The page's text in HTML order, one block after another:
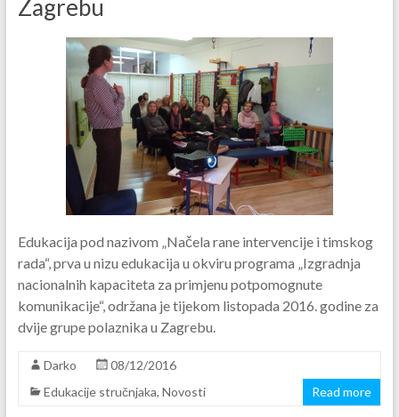
Zagrebu
Edukacija pod nazivom „Načela rane intervencije i timskog
rada“, prva u nizu edukacija u okviru programa „Izgradnja
nacionalnih kapaciteta za primjenu potpomognute
komunikacije“, održana je tijekom listopada 2016. godine za
dvije grupe polaznika u Zagrebu.
Darko
08/12/2016
Edukacije stručnjaka, Novosti Read more